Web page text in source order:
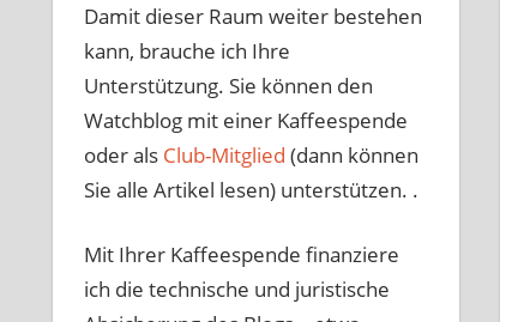
Damit dieser Raum weiter bestehen
kann, brauche ich Ihre
Unterstützung. Sie können den
Watchblog mit einer Kaffeespende
oder als Club-Mitglied (dann können
Sie alle Artikel lesen) unterstützen. .
Mit Ihrer Kaffeespende finanziere
ich die technische und juristische